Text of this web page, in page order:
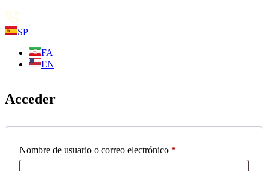
SP
FA
EN
Acceder
Nombre de usuario o correo electrónico *